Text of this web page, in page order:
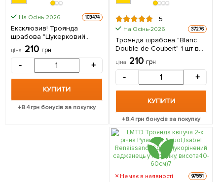
На Осінь-2026 103474
Ексклюзив! Троянда
шрабова "Цукерковий
блиск" (Candy Gloss)
(саджанець класу АА+)
упаковці
ціна 210 грн
- +
КУПИТИ
+8.4грн бонусів за покупку
5
На Осінь-2026 37276
Троянда шрабова "Blanc
Double de Coubert" 1 шт в
упаковці
ціна 210 грн
- +
КУПИТИ
+8.4грн бонусів за покупку
Немає в наявності 97551